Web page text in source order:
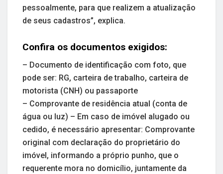
pessoalmente, para que realizem a atualização
de seus cadastros”, explica.
Confira os documentos exigidos:
– Documento de identificação com foto, que
pode ser: RG, carteira de trabalho, carteira de
motorista (CNH) ou passaporte
– Comprovante de residência atual (conta de
água ou luz) – Em caso de imóvel alugado ou
cedido, é necessário apresentar: Comprovante
original com declaração do proprietário do
imóvel, informando a próprio punho, que o
requerente mora no domicílio, juntamente da